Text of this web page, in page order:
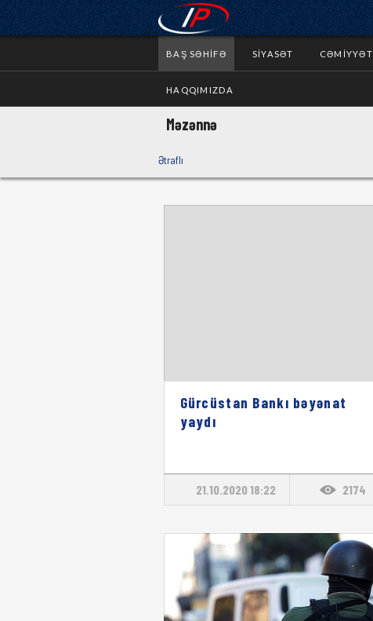
BAŞ SƏHIFƏ SIYASƏT CƏMIYYƏT
HAQQIMIZDA
Məzənnə
Ətraflı
Gürcüstan Bankı bəyənat
yaydı
21.10.2020 18:22 2174